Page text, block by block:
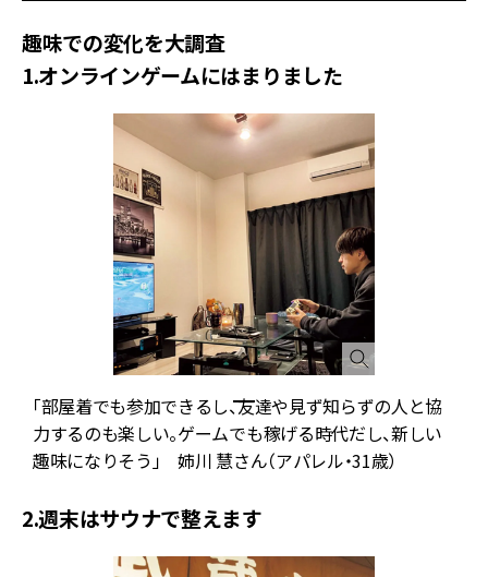
趣味での変化を大調査
1.オンラインゲームにはまりました
「部屋着でも参加できるし、友達や見ず知らずの人と協
力するのも楽しい。ゲームでも稼げる時代だし、新しい
趣味になりそう」 姉川 慧さん（アパレル・31歳）
2.週末はサウナで整えます